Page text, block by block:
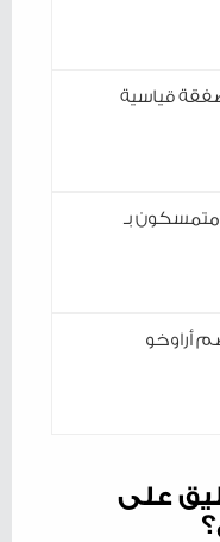
صفقة قياسية
بـ
أراوخو
على